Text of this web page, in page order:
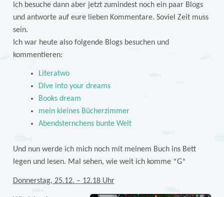
Ich besuche dann aber jetzt zumindest noch ein paar Blogs
und antworte auf eure lieben Kommentare. Soviel Zeit muss
sein.
Ich war heute also folgende Blogs besuchen und
kommentieren:
Literatwo
Dive into your dreams
Books dream
mein kleines Bücherzimmer
Abendsternchens bunte Welt
Und nun werde ich mich noch mit meinem Buch ins Bett
legen und lesen. Mal sehen, wie weit ich komme *G*
Donnerstag, 25.12. – 12.18 Uhr